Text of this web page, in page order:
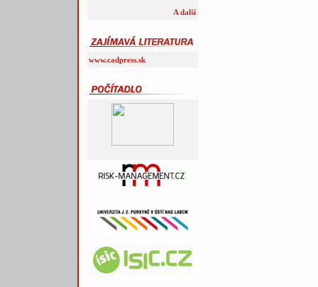
A další
www.cadpress.sk